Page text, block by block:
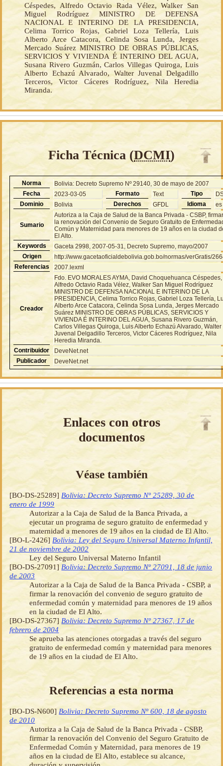
Céspedes, Alfredo Octavio Rada Vélez, Walker San
Miguel Rodríguez MINISTRO DE DEFENSA
NACIONAL E INTERINO DE LA PRESIDENCIA,
Celima Torrico Rojas, Gabriel Loza Tellería, Luis
Alberto Arce Catacora, Celinda Sosa Lunda, Jerges
Mercado Suárez MINISTRO DE OBRAS PÚBLICAS,
SERVICIOS Y VIVIENDA É INTERINO DEL AGUA,
Susana Rivero Guzmán, Carlos Villegas Quiroga, Luis
Alberto Echazú Alvarado, Walter Juvenal Delgadillo
Terceros, Victor Cáceres Rodríguez, Nila Heredia
Miranda.
Ficha Técnica (DCMI)
Norma
Bolivia: Decreto Supremo Nº 29140, 30 de mayo de 2007
Fecha
2023-03-05 Formato Text Tipo
Dominio
Bolivia Derechos GFDL Idioma es
Sumario
Autoriza a la Caja de Salud de la Banca Privada - CSBP,
la renovación del Convenio de Seguro Gratuito de
Común y Maternidad para menores de 19 años en la ciudad
El Alto.
Keywords
Gaceta 2998, 2007-05-31, Decreto Supremo, mayo/2007
Origen
http://www.gacetaoficialdebolivia.gob.bo/normas/verGratis/
Referencias
2007.lexml
Creador
Fdo. EVO MORALES AYMA, David Choquehuanca Céspedes,
Alfredo Octavio Rada Vélez, Walker San Miguel Rodríguez
MINISTRO DE DEFENSA NACIONAL E INTERINO DE LA
PRESIDENCIA, Celima Torrico Rojas, Gabriel Loza Tellería,
Alberto Arce Catacora, Celinda Sosa Lunda, Jerges Mercado
Suárez MINISTRO DE OBRAS PÚBLICAS, SERVICIOS Y
VIVIENDA É INTERINO DEL AGUA, Susana Rivero Guzmán,
Carlos Villegas Quiroga, Luis Alberto Echazú Alvarado, Walter
Juvenal Delgadillo Terceros, Victor Cáceres Rodríguez, Nila
Heredia Miranda.
Contribuidor
DeveNet.net
Publicador
DeveNet.net
Enlaces con otros
documentos
Véase también
[BO-DS-25289] Bolivia: Decreto Supremo Nº 25289, 30 de
enero de 1999
Autorizar a la Caja de Salud de la Banca Privada, a
ejecutar un programa de seguro gratuito de enfermedad y
maternidad a menores de 19 años en la ciudad de El Alto.
[BO-L-2426] Bolivia: Ley del Seguro Universal Materno Infantil,
21 de noviembre de 2002
Ley del Seguro Universal Materno Infantil
[BO-DS-27091] Bolivia: Decreto Supremo Nº 27091, 18 de junio
de 2003
Autorizar a la Caja de Salud de la Banca Privada - CSBP, a
firmar la renovación del convenio de seguro gratuito de
enfermedad común y maternidad para menores de 19 años
en la ciudad de El Alto.
[BO-DS-27367] Bolivia: Decreto Supremo Nº 27367, 17 de
febrero de 2004
Se aprueba las atenciones otorgadas a través del seguro
gratuito de enfermedad común y maternidad para menores
de 19 años en la ciudad de El Alto.
Referencias a esta norma
[BO-DS-N600] Bolivia: Decreto Supremo Nº 600, 18 de agosto
de 2010
Autoriza a la Caja de Salud de la Banca Privada - CSBP,
firmar la renovación del Convenio del Seguro Gratuito de
Enfermedad Común y Maternidad, para menores de 19
años en la ciudad de El Alto, establece su alcance,